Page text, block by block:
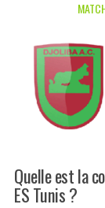
Quelle est la
ES Tunis ?